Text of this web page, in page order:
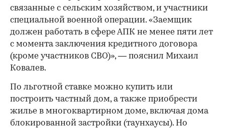
связанные с сельским хозяйством, и участники
специальной военной операции. «Заемщик
должен работать в сфере АПК не менее пяти лет
с момента заключения кредитного договора
(кроме участников СВО)», — пояснил Михаил
Ковалев.
По льготной ставке можно купить или
построить частный дом, а также приобрести
жилье в многоквартирном доме, включая дома
блокированной застройки (таунхаусы). Но